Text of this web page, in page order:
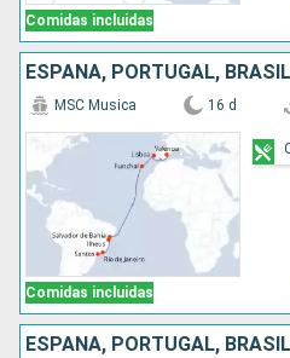
Comidas incluidas
ESPAÑA, PORTUGAL, BRASIL
Comidas incluidas
MSC Musica 16 d
ESPAÑA, PORTUGAL, BRASIL